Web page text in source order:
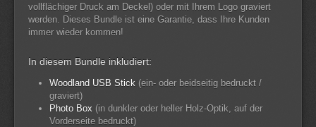
vollflächiger Druck am Deckel) oder mit Ihrem Logo graviert
werden. Dieses Bundle ist eine Garantie, dass Ihre Kunden
immer wieder kommen!
In diesem Bundle inkludiert:
Woodland USB Stick (ein- oder beidseitig bedruckt /
graviert)
Photo Box (in dunkler oder heller Holz-Optik, auf der
Vorderseite bedruckt)